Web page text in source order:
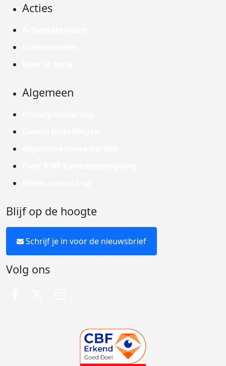
Acties
Algemeen
Blijf op de hoogte
Schrijf je in voor de nieuwsbrief
Volg ons